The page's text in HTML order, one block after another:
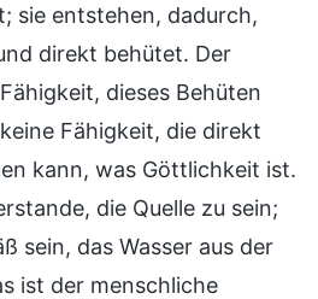
sie entstehen, dadurch,
direkt behütet. Der
dieses Behüten
Fähigkeit, die direkt
kann, was Göttlichkeit ist.
die Quelle zu sein;
sein, das Wasser aus der
ist der menschliche